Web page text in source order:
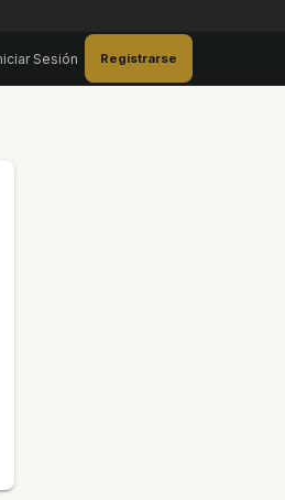
Sesión Registrarse